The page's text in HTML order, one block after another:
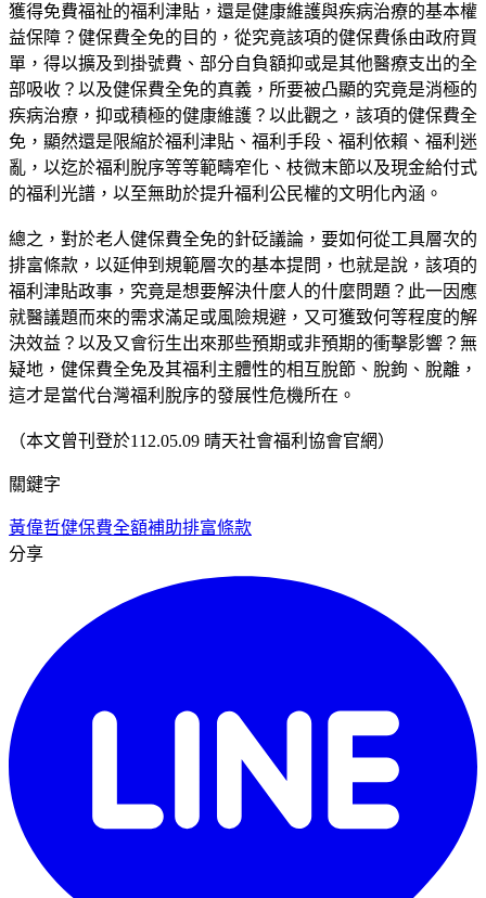
獲得免費福祉的福利津貼，還是健康維護與疾病治療的基本權
益保障？健保費全免的目的，從究竟該項的健保費係由政府買
單，得以擴及到掛號費、部分自負額抑或是其他醫療支出的全
部吸收？以及健保費全免的真義，所要被凸顯的究竟是消極的
疾病治療，抑或積極的健康維護？以此觀之，該項的健保費全
免，顯然還是限縮於福利津貼、福利手段、福利依賴、福利迷
亂，以迄於福利脫序等等範疇窄化、枝微末節以及現金給付式
的福利光譜，以至無助於提升福利公民權的文明化內涵。
總之，對於老人健保費全免的針砭議論，要如何從工具層次的
排富條款，以延伸到規範層次的基本提問，也就是說，該項的
福利津貼政事，究竟是想要解決什麼人的什麼問題？此一因應
就醫議題而來的需求滿足或風險規避，又可獲致何等程度的解
決效益？以及又會衍生出來那些預期或非預期的衝擊影響？無
疑地，健保費全免及其福利主體性的相互脫節、脫鉤、脫離，
這才是當代台灣福利脫序的發展性危機所在。
（本文曾刊登於112.05.09 晴天社會福利協會官網）
關鍵字
黃偉哲健保費全額補助排富條款
分享